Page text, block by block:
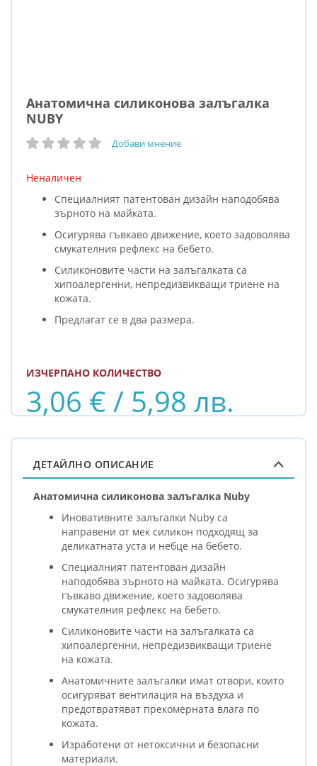
Анатомична силиконова залъгалка
NUBY
рейтинг: Добави мнение
Неналичен
Специалният патентован дизайн наподобява
зърното на майката.
Осигурява гъвкаво движение, което задоволява
смукателния рефлекс на бебето.
Силиконовите части на залъгалката са
хипоалергенни, непредизвикващи триене на
кожата.
Предлагат се в два размера.
3,06 € / 5,98 лв.
ИЗЧЕРПАНО КОЛИЧЕСТВО
ДЕТАЙЛНО ОПИСАНИЕ
Анатомична силиконова залъгалка Nuby
Иновативните залъгалки Nuby са
направени от мек силикон подходящ за
деликатната уста и небце на бебето.
Специалният патентован дизайн
наподобява зърното на майката. Осигурява
гъвкаво движение, което задоволява
смукателния рефлекс на бебето.
Силиконовите части на залъгалката са
хипоалергенни, непредизвикващи триене
на кожата.
Анатомичните залъгалки имат отвори, които
осигуряват вентилация на въздуха и
предотвратяват прекомерната влага по
кожата.
Изработени от нетоксични и безопасни
материали.